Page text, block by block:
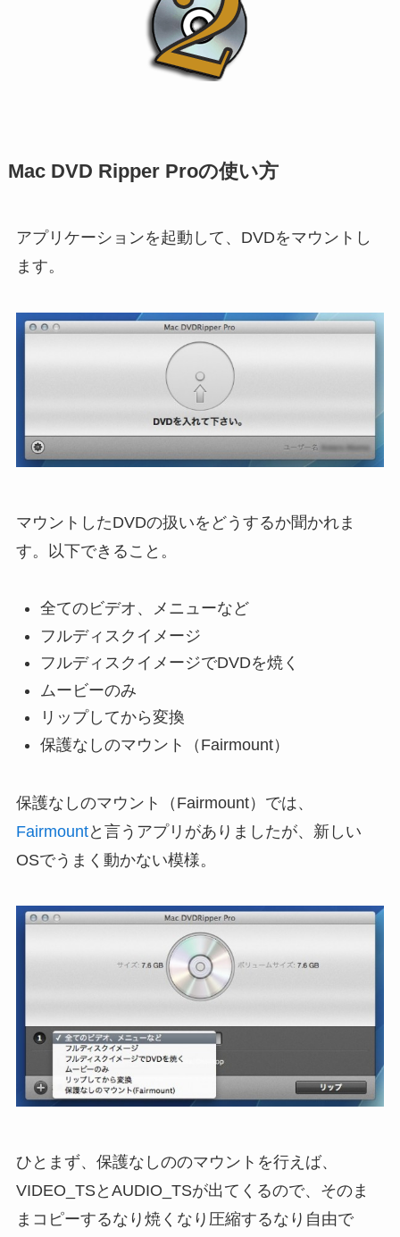
Mac DVD Ripper Proの使い方
アプリケーションを起動して、DVDをマウントし
ます。
マウントしたDVDの扱いをどうするか聞かれま
す。以下できること。
全てのビデオ、メニューなど
フルディスクイメージ
フルディスクイメージでDVDを焼く
ムービーのみ
リップしてから変換
保護なしのマウント（Fairmount）
保護なしのマウント（Fairmount）では、
Fairmountと言うアプリがありましたが、新しい
OSでうまく動かない模様。
ひとまず、保護なしののマウントを行えば、
VIDEO_TSとAUDIO_TSが出てくるので、そのま
まコピーするなり焼くなり圧縮するなり自由で